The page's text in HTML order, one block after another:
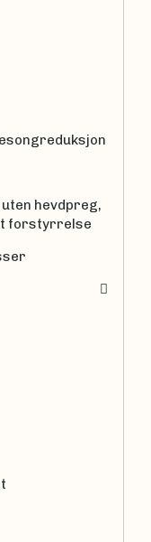
hevdpreg,
forstyrrelse